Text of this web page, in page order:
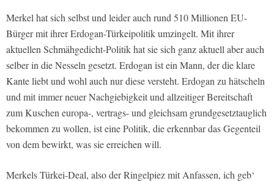
Merkel hat sich selbst und leider auch rund 510 Millionen EU-
Bürger mit ihrer Erdogan-Türkeipolitik umzingelt. Mit ihrer
aktuellen Schmähgedicht-Politik hat sie sich ganz aktuell aber auch
selber in die Nesseln gesetzt. Erdogan ist ein Mann, der die klare
Kante liebt und wohl auch nur diese versteht. Erdogan zu hätscheln
und mit immer neuer Nachgiebigkeit und allzeitiger Bereitschaft
zum Kuschen europa-, vertrags- und gleichsam grundgesetztauglich
bekommen zu wollen, ist eine Politik, die erkennbar das Gegenteil
von dem bewirkt, was sie erreichen will.
Merkels Türkei-Deal, also der Ringelpiez mit Anfassen, ich geb‘